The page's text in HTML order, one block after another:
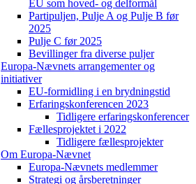
EU som hoved- og delformål
Partipuljen, Pulje A og Pulje B før
2025
Pulje C før 2025
Bevillinger fra diverse puljer
Europa-Nævnets arrangementer og
initiativer
EU-formidling i en brydningstid
Erfaringskonferencen 2023
Tidligere erfaringskonferencer
Fællesprojektet i 2022
Tidligere fællesprojekter
Om Europa-Nævnet
Europa-Nævnets medlemmer
Strategi og årsberetninger